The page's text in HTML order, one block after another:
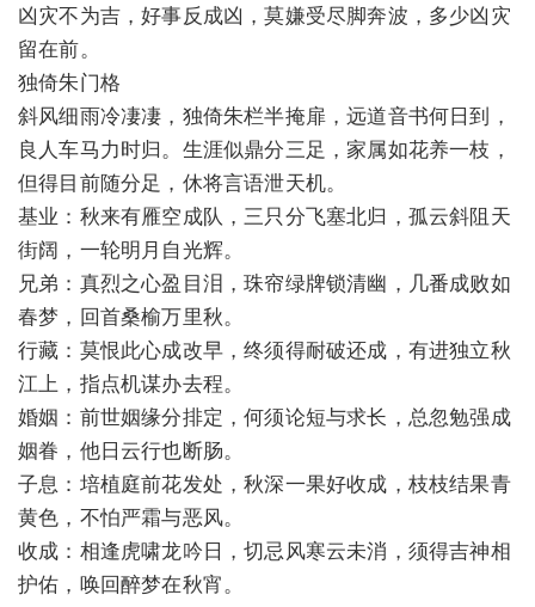
凶灾不为吉，好事反成凶，莫嫌受尽脚奔波，多少凶灾
留在前。
独倚朱门格
斜风细雨冷凄凄，独倚朱栏半掩扉，远道音书何日到，
良人车马力时归。生涯似鼎分三足，家属如花养一枝，
但得目前随分足，休将言语泄天机。
基业：秋来有雁空成队，三只分飞塞北归，孤云斜阻天
街阔，一轮明月自光辉。
兄弟：真烈之心盈目泪，珠帘绿牌锁清幽，几番成败如
春梦，回首桑榆万里秋。
行藏：莫恨此心成改早，终须得耐破还成，有进独立秋
江上，指点机谋办去程。
婚姻：前世姻缘分排定，何须论短与求长，总忽勉强成
姻眷，他日云行也断肠。
子息：培植庭前花发处，秋深一果好收成，枝枝结果青
黄色，不怕严霜与恶风。
收成：相逢虎啸龙吟日，切忌风寒云未消，须得吉神相
护佑，唤回醉梦在秋宵。